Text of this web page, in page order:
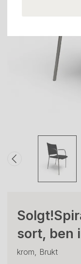
sort, ben i
krom, Brukt